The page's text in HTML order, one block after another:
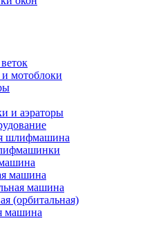
мотоблоки
и аэраторы
шлифмашина
машина
машина
(орбитальная)
машина